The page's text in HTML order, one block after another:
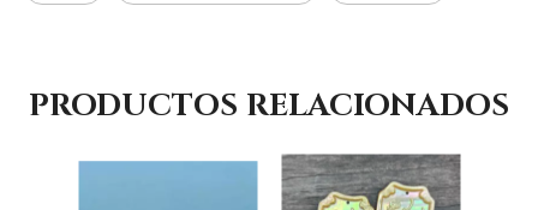
PRODUCTOS RELACIONADOS